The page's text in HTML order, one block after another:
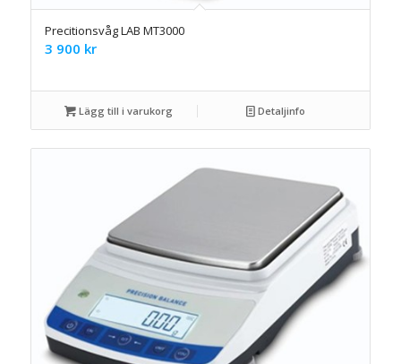
Precitionsvåg LAB MT3000
3 900 kr
Lägg till i varukorg Detaljinfo